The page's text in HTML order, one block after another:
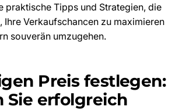
praktische Tipps und Strategien, die
Ihre Verkaufschancen zu maximieren
souverän umzugehen.
Preis festlegen:
Sie erfolgreich